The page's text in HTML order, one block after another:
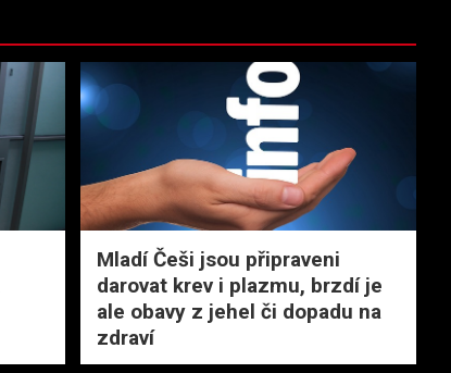
Mladí Češi jsou připraveni
darovat krev i plazmu, brzdí je
ale obavy z jehel či dopadu na
zdraví